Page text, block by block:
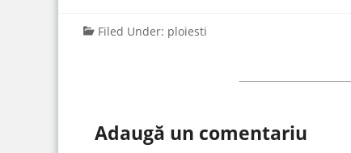
Filed Under: ploiesti
Adaugă un comentariu